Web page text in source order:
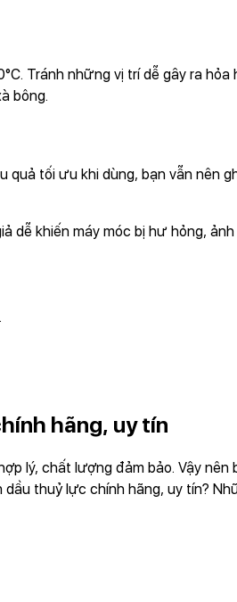
Tránh những vị trí dễ gây ra hỏa
bông.
quả tối ưu khi dùng, bạn vẫn nên
dễ khiến máy móc bị hư hỏng,
hãng, uy tín
lý, chất lượng đảm bảo. Vậy nên
thuỷ lực chính hãng, uy tín?